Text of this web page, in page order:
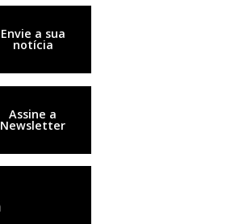
Envie a sua
notícia
Assine a
Newsletter